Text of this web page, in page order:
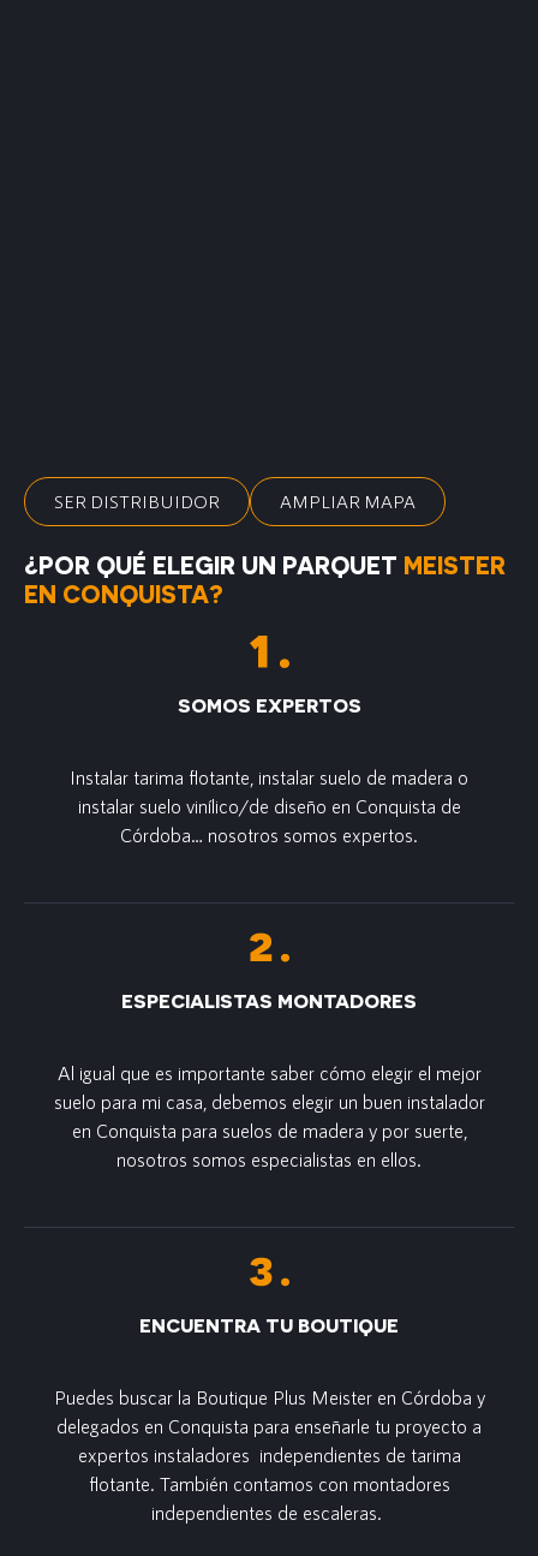
SER DISTRIBUIDOR AMPLIAR MAPA
¿POR QUÉ ELEGIR UN PARQUET MEISTER
EN CONQUISTA?
SOMOS EXPERTOS
Instalar tarima flotante, instalar suelo de madera o
instalar suelo vinílico/de diseño en Conquista de
Córdoba… nosotros somos expertos.
ESPECIALISTAS MONTADORES
Al igual que es importante saber cómo elegir el mejor
suelo para mi casa, debemos elegir un buen instalador
en Conquista para suelos de madera y por suerte,
nosotros somos especialistas en ellos.
ENCUENTRA TU BOUTIQUE
Puedes buscar la Boutique Plus Meister en Córdoba y
delegados en Conquista para enseñarle tu proyecto a
expertos instaladores independientes de tarima
flotante. También contamos con montadores
independientes de escaleras.